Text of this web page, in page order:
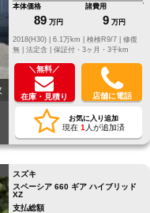
本体価格
89 万円
諸費用
9 万円
修復
無 | 法定含 | 保証付・3ヶ月・3千km
＼無料／
在庫・見積り 店舗に電話
お気に入り追加
現在 1 人が追加済
スズキ
スペーシア 660 ギア ハイブリッド
XZ
支払総額